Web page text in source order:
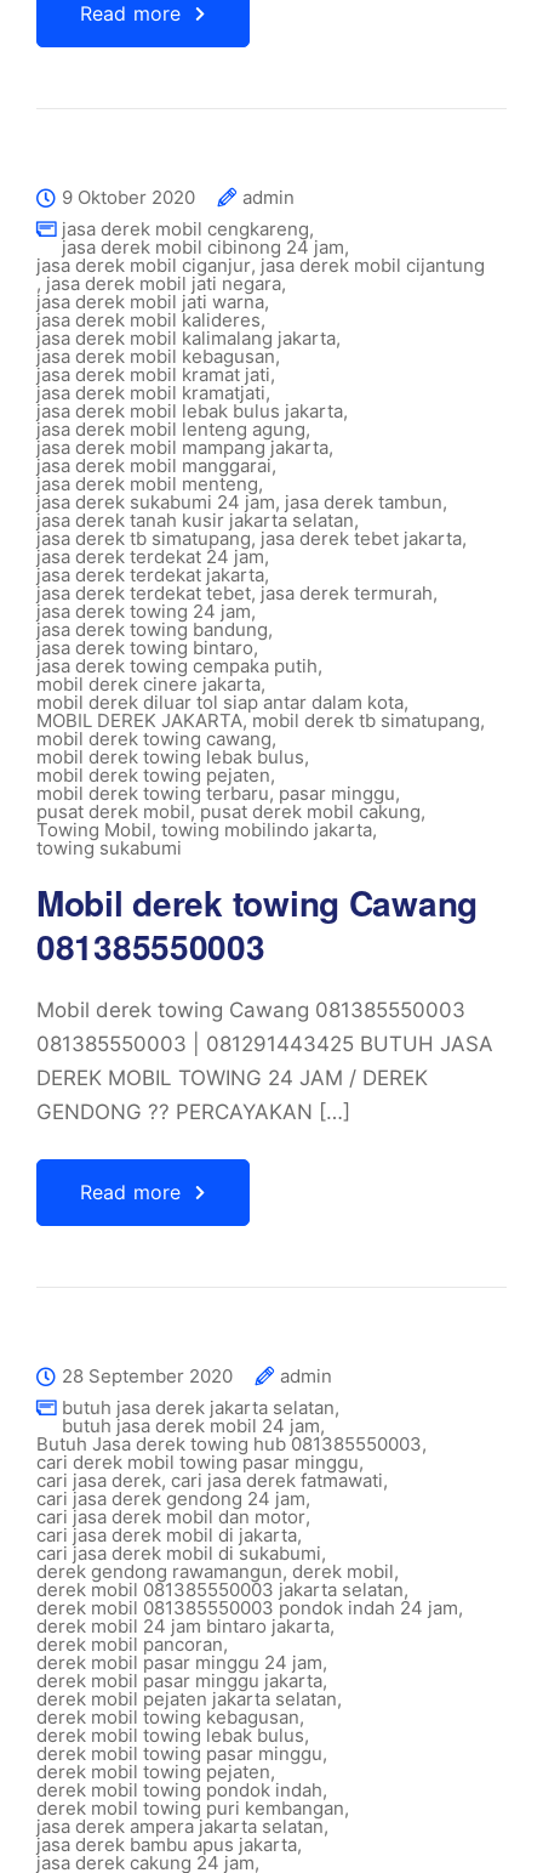
Read more
9 Oktober 2020
admin
jasa derek mobil cengkareng,
jasa derek mobil cibinong 24 jam,
jasa derek mobil ciganjur, jasa derek mobil cijantung
, jasa derek mobil jati negara,
jasa derek mobil jati warna,
jasa derek mobil kalideres,
jasa derek mobil kalimalang jakarta,
jasa derek mobil kebagusan,
jasa derek mobil kramat jati,
jasa derek mobil kramatjati,
jasa derek mobil lebak bulus jakarta,
jasa derek mobil lenteng agung,
jasa derek mobil mampang jakarta,
jasa derek mobil manggarai,
jasa derek mobil menteng,
jasa derek sukabumi 24 jam, jasa derek tambun,
jasa derek tanah kusir jakarta selatan,
jasa derek tb simatupang, jasa derek tebet jakarta,
jasa derek terdekat 24 jam,
jasa derek terdekat jakarta,
jasa derek terdekat tebet, jasa derek termurah,
jasa derek towing 24 jam,
jasa derek towing bandung,
jasa derek towing bintaro,
jasa derek towing cempaka putih,
mobil derek cinere jakarta,
mobil derek diluar tol siap antar dalam kota,
MOBIL DEREK JAKARTA,mobil derek tb simatupang,
mobil derek towing cawang,
mobil derek towing lebak bulus,
mobil derek towing pejaten,
mobil derek towing terbaru, pasar minggu,
pusat derek mobil,pusat derek mobil cakung,
Towing Mobil, towing mobilindo jakarta,
towing sukabumi
Mobil derek towing Cawang
081385550003
Mobil derek towing Cawang 081385550003
081385550003 | 081291443425 BUTUH JASA
DEREK MOBIL TOWING 24 JAM / DEREK
GENDONG ?? PERCAYAKAN […]
Read more
28 September 2020
admin
butuh jasa derek jakarta selatan,
butuh jasa derek mobil 24 jam,
Butuh Jasa derek towing hub 081385550003,
cari derek mobil towing pasar minggu,
cari jasa derek, cari jasa derek fatmawati,
cari jasa derek gendong 24 jam,
cari jasa derek mobil dan motor,
cari jasa derek mobil di jakarta,
cari jasa derek mobil di sukabumi,
derek gendong rawamangun, derek mobil,
derek mobil 081385550003 jakarta selatan,
derek mobil 081385550003 pondok indah 24 jam,
derek mobil 24 jam bintaro jakarta,
derek mobil pancoran,
derek mobil pasar minggu 24 jam,
derek mobil pasar minggu jakarta,
derek mobil pejaten jakarta selatan,
derek mobil towing kebagusan,
derek mobil towing lebak bulus,
derek mobil towing pasar minggu,
derek mobil towing pejaten,
derek mobil towing pondok indah,
derek mobil towing puri kembangan,
jasa derek ampera jakarta selatan,
jasa derek bambu apus jakarta,
jasa derek cakung 24 jam,